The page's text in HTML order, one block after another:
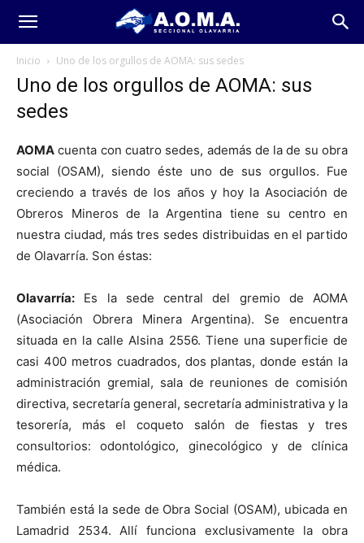
Inicio Uno de los orgullos de AOMA: sus sedes
Uno de los orgullos de AOMA: sus
sedes
AOMA cuenta con cuatro sedes, además de la de su obra
social (OSAM), siendo éste uno de sus orgullos. Fue
creciendo a través de los años y hoy la Asociación de
Obreros Mineros de la Argentina tiene su centro en
nuestra ciudad, más tres sedes distribuidas en el partido
de Olavarría. Son éstas:
Olavarría: Es la sede central del gremio de AOMA
(Asociación Obrera Minera Argentina). Se encuentra
situada en la calle Alsina 2556. Tiene una superficie de
casi 400 metros cuadrados, dos plantas, donde están la
administración gremial, sala de reuniones de comisión
directiva, secretaría general, secretaría administrativa y la
tesorería, más el coqueto salón de fiestas y tres
consultorios: odontológico, ginecológico y de clínica
médica.
También está la sede de Obra Social (OSAM), ubicada en
Lamadrid 2534. Allí funciona exclusivamente la obra